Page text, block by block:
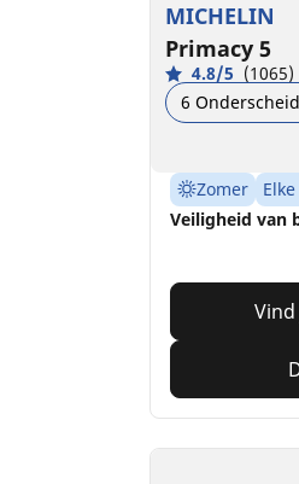
MICHELIN
Primacy 5
4.8/5 (1065)
6
Zomer
Veiligheid van